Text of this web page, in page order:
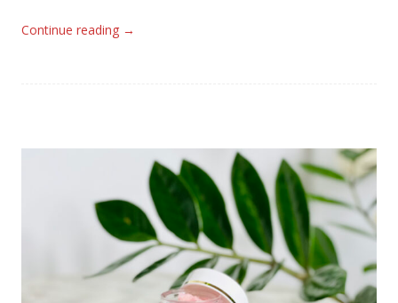
Continue reading →